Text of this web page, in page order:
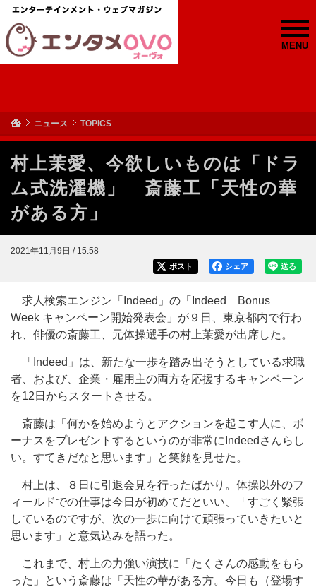
MENU
ニュース TOPICS
村上茉愛、今欲しいものは「ドラ
ム式洗濯機」 斎藤工「天性の華
がある方」
2021年11月9日 / 15:58
送る
シェア
ポスト
求人検索エンジン「Indeed」の「Indeed Bonus
Week キャンペーン開始発表会」が９日、東京都内で行わ
れ、俳優の斎藤工、元体操選手の村上茉愛が出席した。
「Indeed」は、新たな一歩を踏み出そうとしている求職
者、および、企業・雇用主の両方を応援するキャンペーン
を12日からスタートさせる。
斎藤は「何かを始めようとアクションを起こす人に、ボ
ーナスをプレゼントするというのが非常にIndeedさんらし
い。すてきだなと思います」と笑顔を見せた。
村上は、８日に引退会見を行ったばかり。体操以外のフ
ィールドでの仕事は今日が初めてだといい、「すごく緊張
しているのですが、次の一歩に向けて頑張っていきたいと
思います」と意気込みを語った。
これまで、村上の力強い演技に「たくさんの感動をもら
った」という斎藤は「天性の華がある方。今日も（登場す